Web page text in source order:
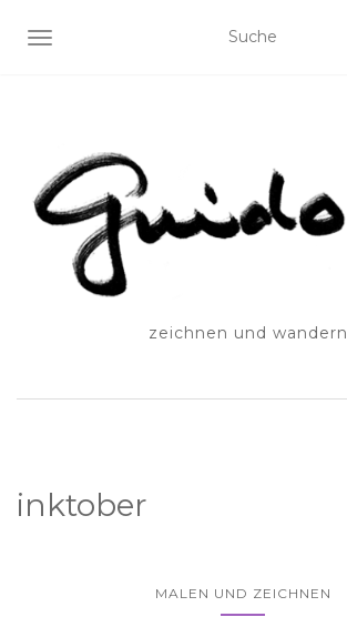
SCHALTE NAVIGATION
zeichnen und wandern
inktober
MALEN UND ZEICHNEN